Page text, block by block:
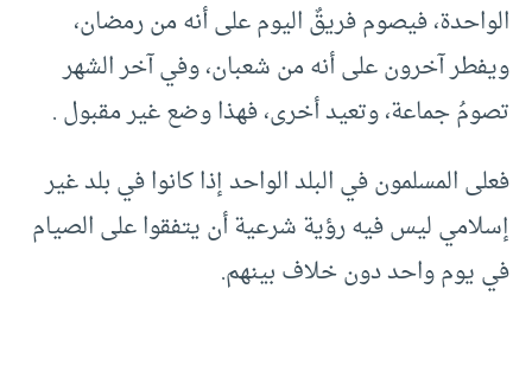
الواحدة، فيصوم فريقٌ اليوم على أنه من رمضان،
ويفطر آخرون على أنه من شعبان، وفي آخر الشهر
تصومُ جماعة، وتعيد أخرى، فهذا وضع غير مقبول .
فعلى المسلمون في البلد الواحد إذا كانوا في بلد غير
إسلامي ليس فيه رؤية شرعية أن يتفقوا على الصيام
في يوم واحد دون خلاف بينهم.